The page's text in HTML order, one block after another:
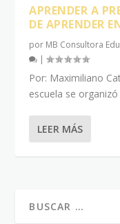
APRENDER A
DE APRENDER
por MB Consultora
|
Por: Maximiliano
escuela se
LEER MÁS